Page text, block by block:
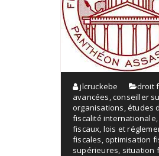
jlcruckebe droit
avancées,conseiller
organisations,études
fiscalité internationale
fiscaux, lois et
fiscales,optimisation
supérieures, situation